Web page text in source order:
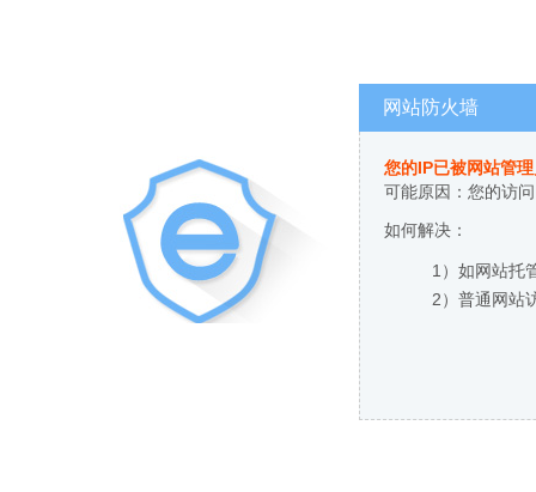
网站防火墙
您的IP已被网站管
可能原因：您的访
如何解决：
1）如网站托
2）普通网站